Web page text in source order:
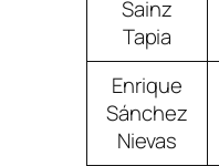
Sainz
Tapia
Enrique
Sánchez
Nievas